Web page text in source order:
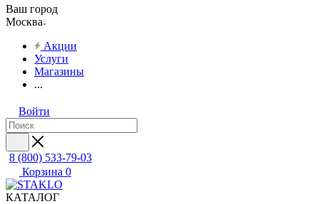
Ваш город
Москва
Акции
Услуги
Магазины
...
Войти
8 (800) 533-79-03
Корзина 0
КАТАЛОГ